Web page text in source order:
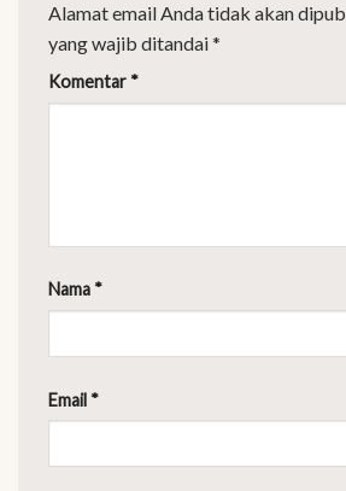
Alamat email Anda tidak akan
yang wajib ditandai*
Komentar *
Nama *
Email *